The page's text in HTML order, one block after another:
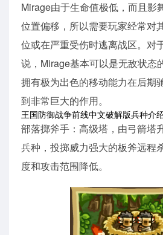
Mirage由于生命值极低，而且影
位置偏移，所以需要玩家经常对
位或在严重受伤时逃离战区。对
说，Mirage基本可以是无敌状态
拥有极为出色的移动能力在后期
到非常巨大的作用。
王国防御战争前线中文破解版兵种介
部落掷斧手：高级塔，由弓箭塔
兵种，投掷威力强大的板斧远程
度和攻击范围降低。